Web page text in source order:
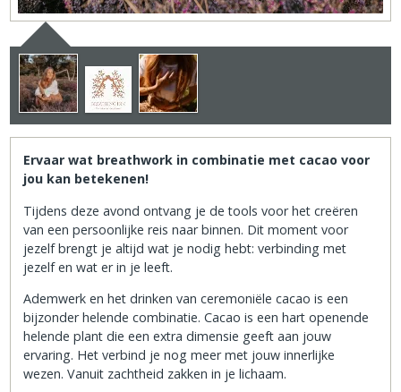
Ervaar wat breathwork in combinatie met cacao voor
jou kan betekenen!
Tijdens deze avond ontvang je de tools voor het creëren
van een persoonlijke reis naar binnen. Dit moment voor
jezelf brengt je altijd wat je nodig hebt: verbinding met
jezelf en wat er in je leeft.
Ademwerk en het drinken van ceremoniële cacao is een
bijzonder helende combinatie. Cacao is een hart openende
helende plant die een extra dimensie geeft aan jouw
ervaring. Het verbind je nog meer met jouw innerlijke
wezen. Vanuit zachtheid zakken in je lichaam.